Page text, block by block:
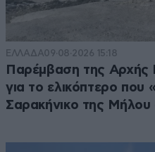
ΕΛΛΑΔΑ09·08·2026 15:18
Παρέμβαση της Αρχής
για το ελικόπτερο που
Σαρακήνικο της Μήλου